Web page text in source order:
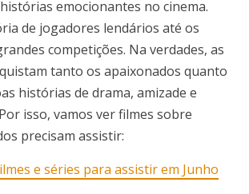
emocionantes no cinema.
de jogadores lendários até os
competições. Na verdades, as
tanto os apaixonados quanto
histórias de drama, amizade e
isso, vamos ver filmes sobre
precisam assistir:
e séries para assistir em Junho